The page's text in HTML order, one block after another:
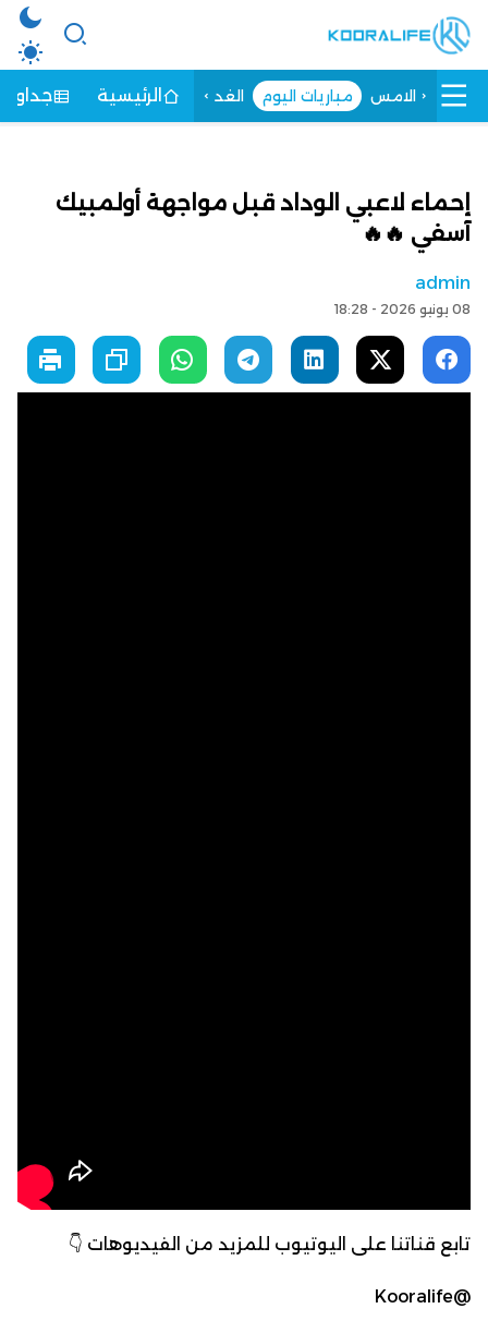
الامس مباريات اليوم الغد الرئيسية جداول
إحماء لاعبي الوداد قبل مواجهة أولمبيك
آسفي 🔥🔥
admin
08 يونيو 2026 - 18:28
تابع قناتنا على اليوتيوب للمزيد من الفيديوهات 👇
@Kooralife